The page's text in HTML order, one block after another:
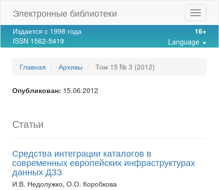
Navigation
Main
Content
Sidebar
Toggle
Электронные библиотеки
Издается с 1998 года
ISSN 1562-5419
16+
Language
Главная Архивы Том 15 № 3 (2012)
Опубликован: 15.06.2012
Статьи
Средства интеграции каталогов в
современных европейских инфраструктурах
данных ДЗЗ
И.В. Недолужко, О.О. Коробкова